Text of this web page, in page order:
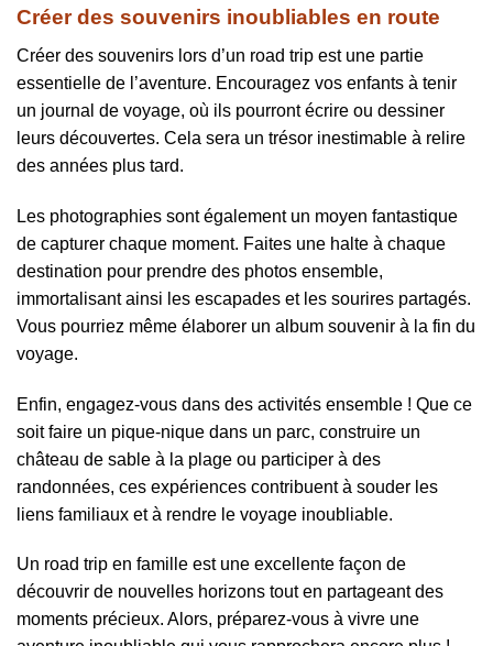
Créer des souvenirs inoubliables en route
Créer des souvenirs lors d’un road trip est une partie
essentielle de l’aventure. Encouragez vos enfants à tenir
un journal de voyage, où ils pourront écrire ou dessiner
leurs découvertes. Cela sera un trésor inestimable à relire
des années plus tard.
Les photographies sont également un moyen fantastique
de capturer chaque moment. Faites une halte à chaque
destination pour prendre des photos ensemble,
immortalisant ainsi les escapades et les sourires partagés.
Vous pourriez même élaborer un album souvenir à la fin du
voyage.
Enfin, engagez-vous dans des activités ensemble ! Que ce
soit faire un pique-nique dans un parc, construire un
château de sable à la plage ou participer à des
randonnées, ces expériences contribuent à souder les
liens familiaux et à rendre le voyage inoubliable.
Un road trip en famille est une excellente façon de
découvrir de nouvelles horizons tout en partageant des
moments précieux. Alors, préparez-vous à vivre une